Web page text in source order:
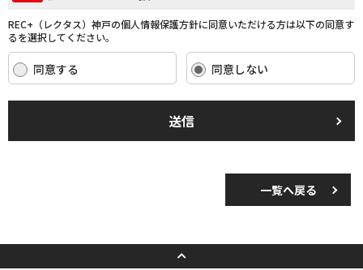
(1) お客さま情報に適用される個人情報の保護に関する法律その他の関係
法令を遵守し、適切に取り扱います。また、適宜取扱いの改善に努めま
す。
(2) お客さま情報の取扱いに関する規程を明確にし、従業者に周知徹底し
ます。また、取引先等に対しても適切にお客さま情報を取り扱うように要
(5) 保有するお客さま情報について、お客さま本人からの開示、訂正、削
具体的には、以下の内容に従ってお客さま情報の取り扱いをいたします。
REC+（レクタス）神戸の個人情報保護方針に同意いただける方は以下の同意す
るを選択してください。
同意する 同意しない
送信
一覧へ戻る